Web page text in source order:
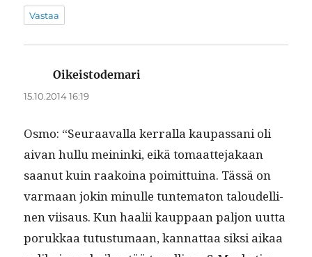
Vastaa
Oikeistodemari
15.10.2014 16:19
Osmo: “Seu­raaval­la ker­ral­la kau­pas­sani oli
aivan hul­lu meinin­ki, eikä tomaat­te­jakaan
saanut kuin raakoina poimit­tuina. Tässä on
var­maan jokin min­ulle tun­tem­aton taloudelli­
nen viisaus. Kun haalii kaup­paan paljon uut­ta
porukkaa tutus­tu­maan, kan­nat­taa sik­si aikaa